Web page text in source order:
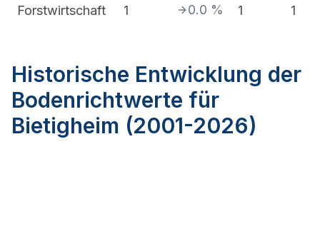
Forstwirtschaft 1 0.0 % 1 1
Historische Entwicklung der
Bodenrichtwerte für
Bietigheim (2001-2026)